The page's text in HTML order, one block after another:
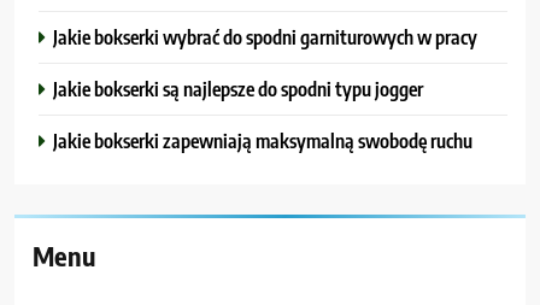
Jakie bokserki wybrać do spodni garniturowych w pracy
Jakie bokserki są najlepsze do spodni typu jogger
Jakie bokserki zapewniają maksymalną swobodę ruchu
Menu